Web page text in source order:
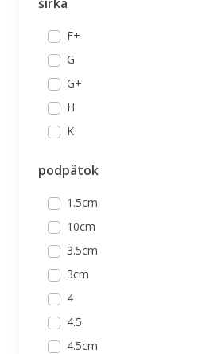
38.5
38,5
39
39,5
39.5
40.5
41
41.5
42
F+
G
G+
H
K
podpätok
1.5cm
10cm
3.5cm
3cm
4
4.5
4.5cm